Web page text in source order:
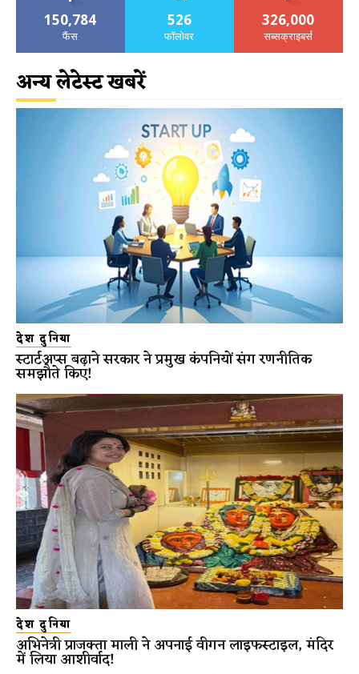
150,784
फैंस
526
फॉलोवर
326,000
सब्सक्राइबर्स
अन्य लेटेस्ट खबरें
देश दुनिया
स्टार्टअप्स बढ़ाने सरकार ने प्रमुख कंपनियों संग रणनीतिक
समझौते किए!
देश दुनिया
अभिनेत्री प्राजक्ता माली ने अपनाई वीगन लाइफस्टाइल, मंदिर
में लिया आशीर्वाद!